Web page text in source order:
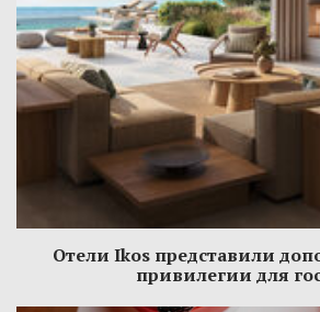
Отели Ikos представили
привилегии для